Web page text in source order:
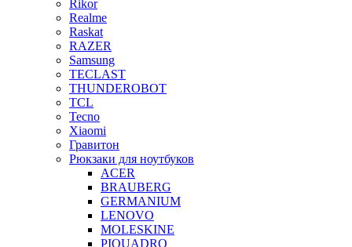
Rikor
Realme
Raskat
RAZER
Samsung
TECLAST
THUNDEROBOT
TCL
Tecno
Xiaomi
Гравитон
Рюкзаки для ноутбуков
ACER
BRAUBERG
GERMANIUM
LENOVO
MOLESKINE
PIQUADRO